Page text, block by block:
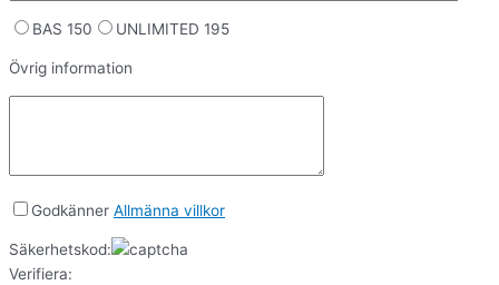
BAS 150 UNLIMITED 195
Övrig information
Godkänner Allmänna villkor
Säkerhetskod:
Verifiera: